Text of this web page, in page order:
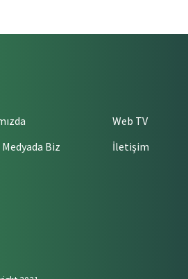
Web TV
Biz
İletişim